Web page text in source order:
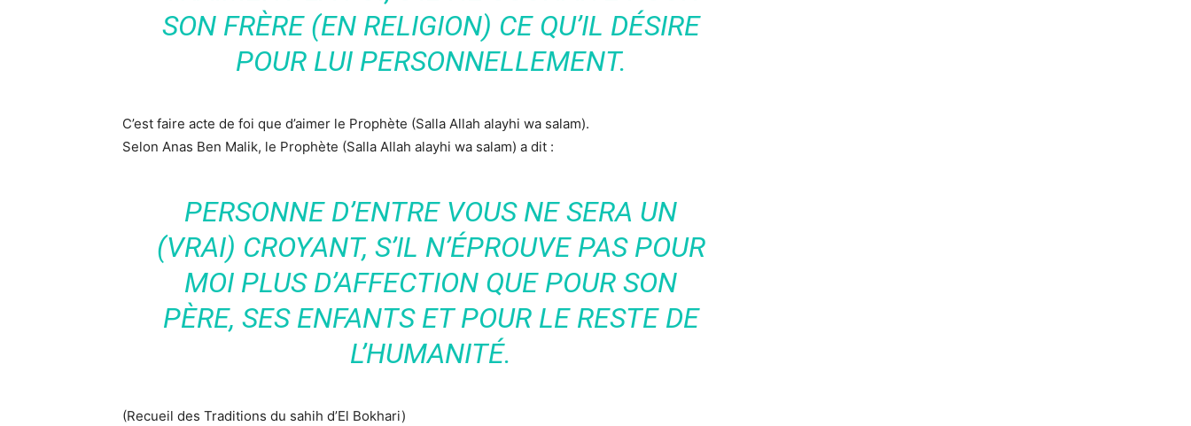
SON FRÈRE (EN RELIGION) CE QU’IL DÉSIRE
POUR LUI PERSONNELLEMENT.
C’est faire acte de foi que d’aimer le Prophète (Salla Allah alayhi wa salam).
Selon Anas Ben Malik, le Prophète (Salla Allah alayhi wa salam) a dit :
PERSONNE D’ENTRE VOUS NE SERA UN
(VRAI) CROYANT, S’IL N’ÉPROUVE PAS POUR
MOI PLUS D’AFFECTION QUE POUR SON
PÈRE, SES ENFANTS ET POUR LE RESTE DE
L’HUMANITÉ.
(Recueil des Traditions du sahih d’El Bokhari)